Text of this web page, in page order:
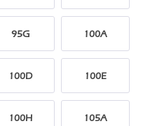
95G 100A
100D 100E
100H 105A